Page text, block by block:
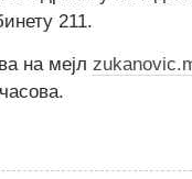
211.
на мејл